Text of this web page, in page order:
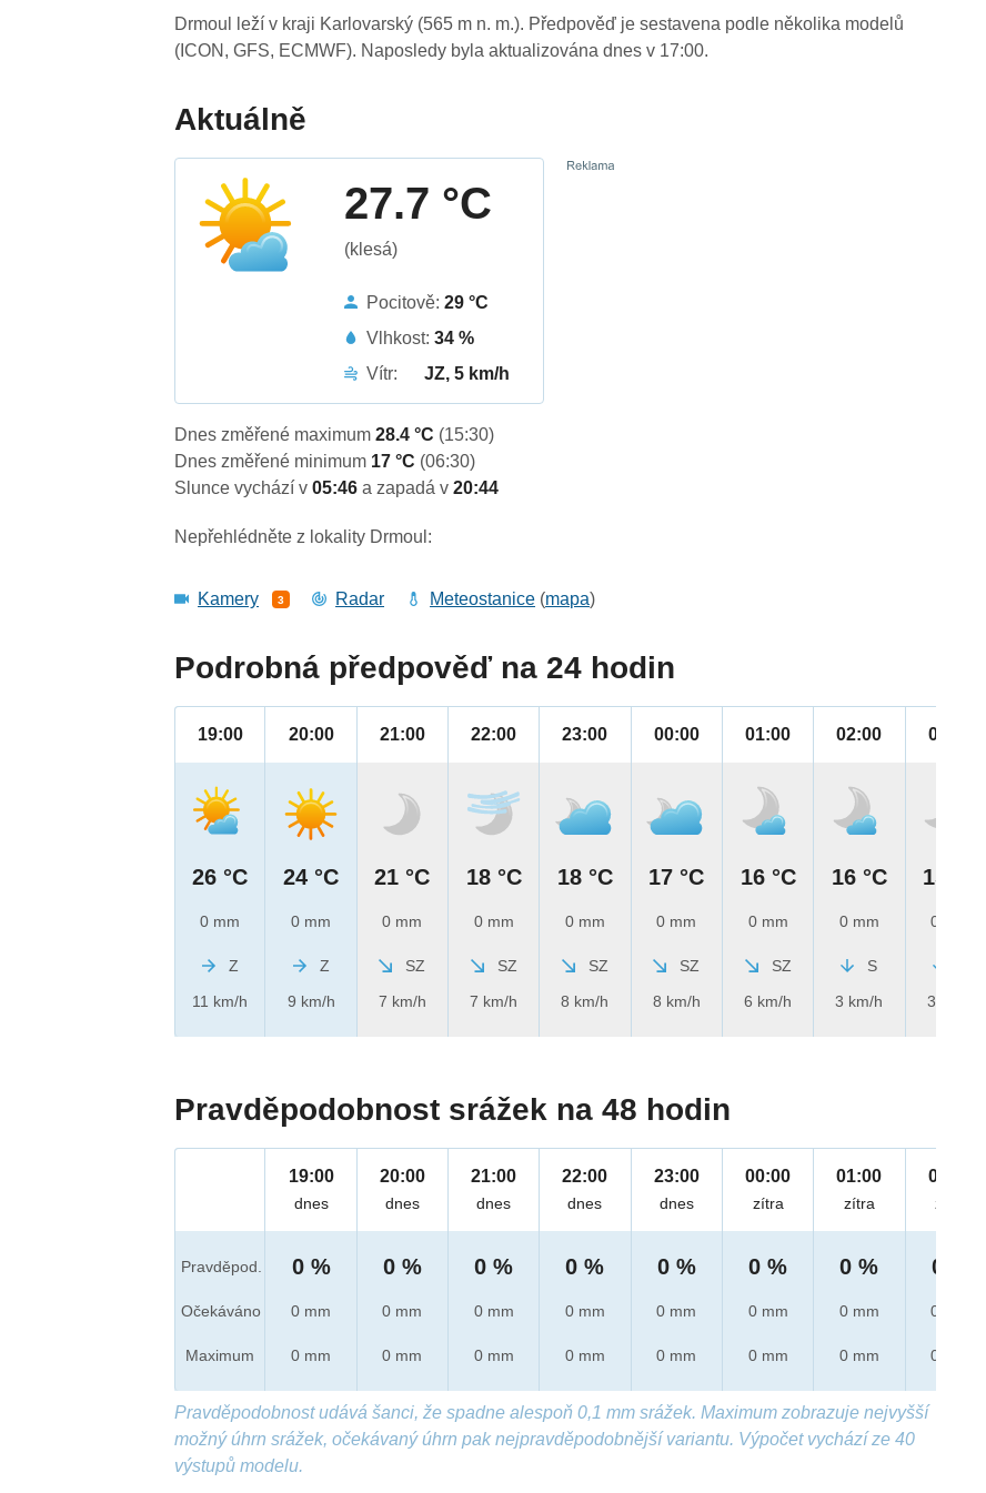
Drmoul leží v kraji Karlovarský (565 m n. m.). Předpověď je sestavena podle několika modelů
(ICON, GFS, ECMWF). Naposledy byla aktualizována dnes v 17:00.
Aktuálně
27.7 °C
(klesá)
Pocitově:29 °C
Vlhkost:34 %
Vítr:
JZ, 5 km/h
Dnes změřené maximum28.4 °C (15:30)
Dnes změřené minimum 17 °C (06:30)
Slunce vychází v05:46a zapadá v20:44
Nepřehlédněte z lokality Drmoul:
Kamery 3 Radar Meteostanice (mapa)
Podrobná předpověď na 24 hodin
19:00
26 °C
0 mm
Z
11 km/h
20:00
24 °C
0 mm
Z
9 km/h
21:00
21 °C
0 mm
SZ
7 km/h
22:00
18 °C
0 mm
SZ
7 km/h
23:00
18 °C
0 mm
SZ
8 km/h
00:00
17 °C
0 mm
SZ
8 km/h
01:00
16 °C
0 mm
SZ
6 km/h
02:00
16 °C
0 mm
S
3 km/h
03:00
15 °C
0 mm
3 km/h
Pravděpodobnost srážek na 48 hodin
Pravděpod.
Očekáváno
Maximum
19:00
dnes
0 %
0 mm
0 mm
20:00
dnes
0 %
0 mm
0 mm
21:00
dnes
0 %
0 mm
0 mm
22:00
dnes
0 %
0 mm
0 mm
23:00
dnes
0 %
0 mm
0 mm
00:00
zítra
0 %
0 mm
0 mm
01:00
zítra
0 %
0 mm
0 mm
02:00
zítra
0 %
0 mm
0 mm
Pravděpodobnost udává šanci, že spadne alespoň 0,1 mm srážek. Maximum zobrazuje nejvyšší
možný úhrn srážek, očekávaný úhrn pak nejpravděpodobnější variantu. Výpočet vychází ze 40
výstupů modelu.